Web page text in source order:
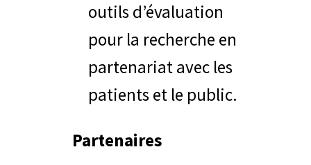
outils d’évaluation
pour la recherche en
partenariat avec les
patients et le public.
Partenaires